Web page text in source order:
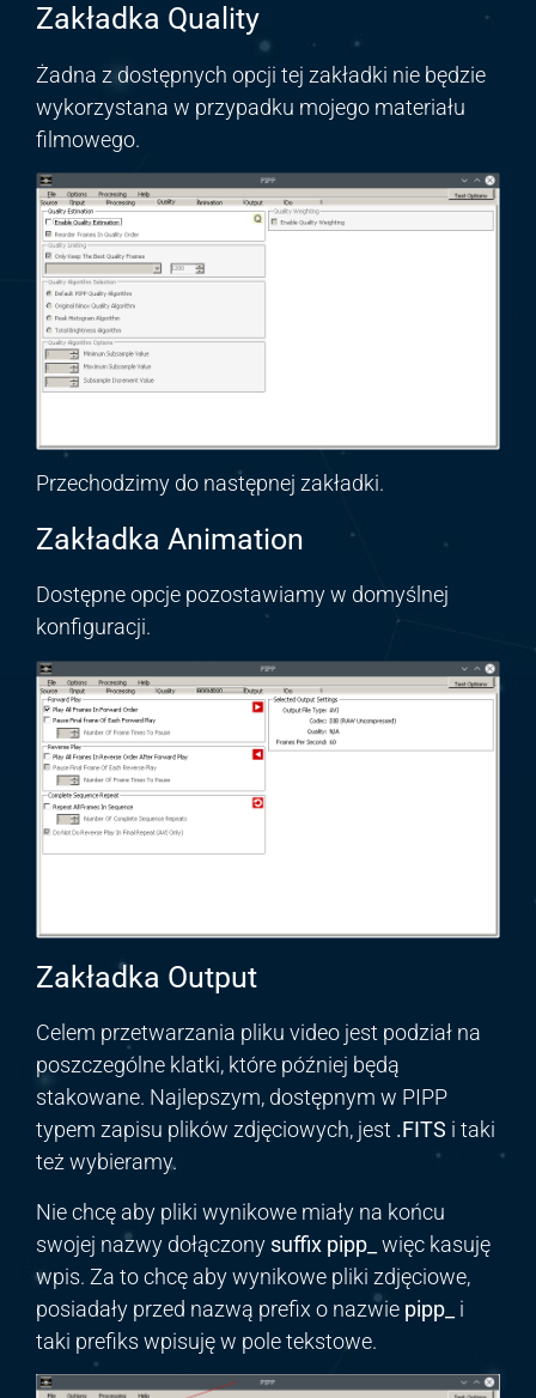
Zakładka Quality
Żadna z dostępnych opcji tej zakładki nie będzie
wykorzystana w przypadku mojego materiału
filmowego.
Przechodzimy do następnej zakładki.
Zakładka Animation
Dostępne opcje pozostawiamy w domyślnej
konfiguracji.
Zakładka Output
Celem przetwarzania pliku video jest podział na
poszczególne klatki, które później będą
stakowane. Najlepszym, dostępnym w PIPP
typem zapisu plików zdjęciowych, jest .FITS i taki
też wybieramy.
Nie chcę aby pliki wynikowe miały na końcu
swojej nazwy dołączony suffix pipp_ więc kasuję
wpis. Za to chcę aby wynikowe pliki zdjęciowe,
posiadały przed nazwą prefix o nazwie pipp_
i
taki prefiks wpisuję w pole tekstowe.